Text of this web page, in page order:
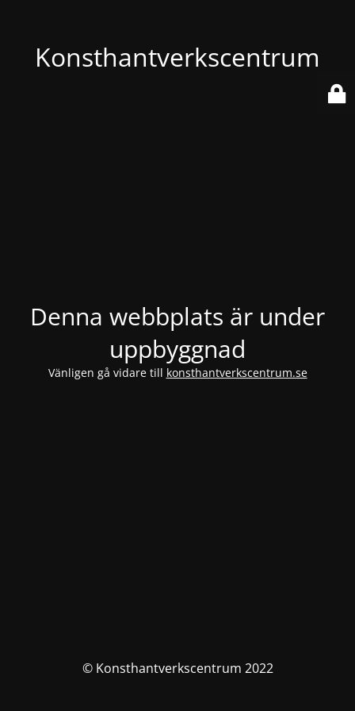
Konsthantverkscentrum
Denna webbplats är under
uppbyggnad
Vänligen gå vidare till konsthantverkscentrum.se
© Konsthantverkscentrum 2022